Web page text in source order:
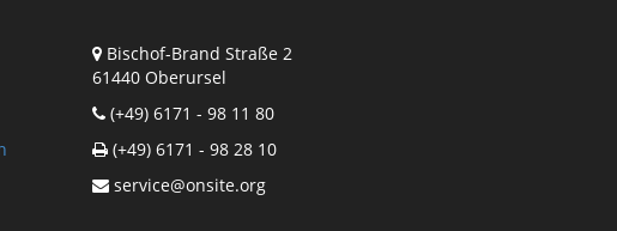
Bischof-Brand Straße 2
61440 Oberursel
(+49) 6171 - 98 11 80
(+49) 6171 - 98 28 10
service@onsite.org